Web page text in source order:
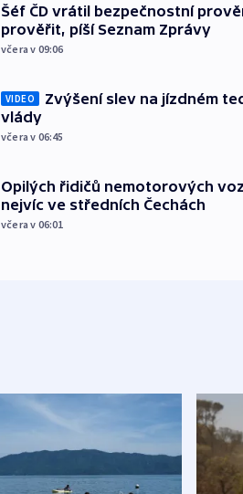
Šéf ČD vrátil bezpečnostní
prověřit, píší Seznam Zprávy
včera v 09:06
VIDEO
Zvýšení slev na jízdném
vlády
včera v 06:45
Opilých řidičů nemotorových
nejvíc ve středních Čechách
včera v 06:01